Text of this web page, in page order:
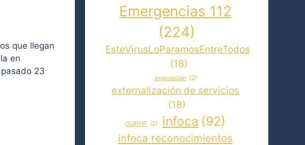
que llegan
en
23
Emergencias 112
(224)
EsteVirusLoParamosEntreTodos
(18)
exposición (2)
externalización de servicios
(18)
GORNP (2) infoca (92)
infoca reconocimientos